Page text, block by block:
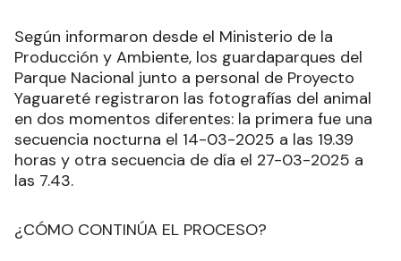
Según informaron desde el Ministerio de la
Producción y Ambiente, los guardaparques del
Parque Nacional junto a personal de Proyecto
Yaguareté registraron las fotografías del animal
en dos momentos diferentes: la primera fue una
secuencia nocturna el 14-03-2025 a las 19.39
horas y otra secuencia de día el 27-03-2025 a
las 7.43.
¿CÓMO CONTINÚA EL PROCESO?